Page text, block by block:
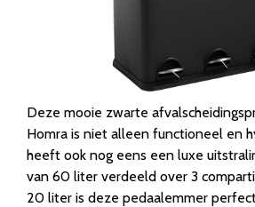
Deze mooie zwarte
Homra is niet alleen functioneel en
heeft ook nog eens een luxe
van 60 liter verdeeld over 3
20 liter is deze pedaalemmer